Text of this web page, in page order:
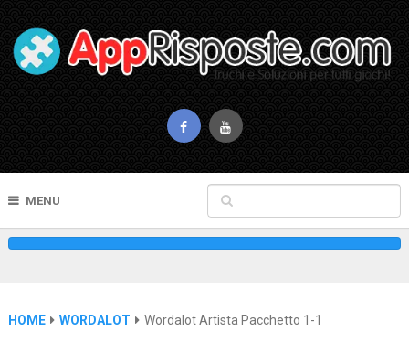
MENU
HOME WORDALOT Wordalot Artista Pacchetto 1-1